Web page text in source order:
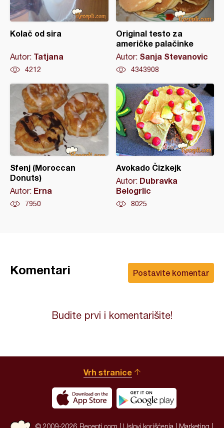
Kolač od sira
Autor: Tatjana
4212
Original testo za
američke palačinke
Autor: Sanja Stevanovic
4343908
Sfenj (Moroccan
Donuts)
Autor: Erna
7950
Avokado Čizkejk
Autor: Dubravka
Belogrlic
8025
Postavite komentar
Komentari
Budite prvi i komentarišite!
Vrh stranice